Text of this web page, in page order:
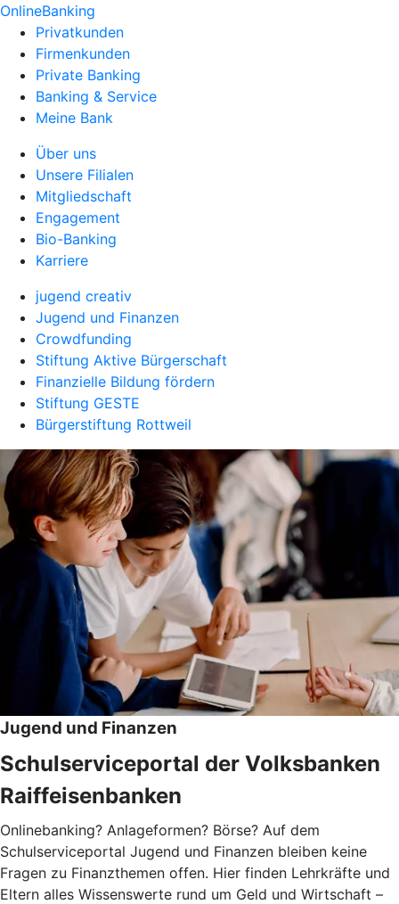
OnlineBanking
Privatkunden
Firmenkunden
Private Banking
Banking & Service
Meine Bank
Über uns
Unsere Filialen
Mitgliedschaft
Engagement
Bio-Banking
Karriere
jugend creativ
Jugend und Finanzen
Crowdfunding
Stiftung Aktive Bürgerschaft
Finanzielle Bildung fördern
Stiftung GESTE
Bürgerstiftung Rottweil
Jugend und Finanzen
Schulserviceportal der Volksbanken
Raiffeisenbanken
Onlinebanking? Anlageformen? Börse? Auf dem
Schulserviceportal Jugend und Finanzen bleiben keine
Fragen zu Finanzthemen offen. Hier finden Lehrkräfte und
Eltern alles Wissenswerte rund um Geld und Wirtschaft –